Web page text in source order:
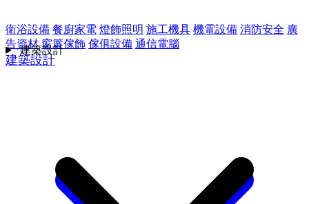
衛浴設備 餐廚家電 燈飾照明 施工機具 機電設備 消防安全 廣
告資材 窗簾傢飾 傢俱設備 通信電腦
建築設計
建築設計